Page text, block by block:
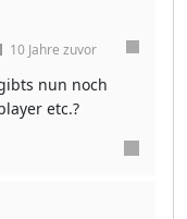
10 Jahre zuvor
nun noch
etc.?